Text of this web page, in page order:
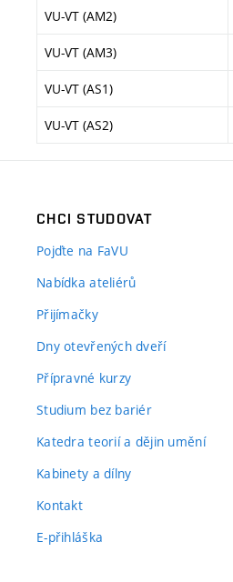
VU-VT (AM2)
VU-VT (AM3)
VU-VT (AS1)
VU-VT (AS2)
CHCI STUDOVAT
Pojďte na FaVU
Nabídka ateliérů
Přijímačky
Dny otevřených dveří
Přípravné kurzy
Studium bez bariér
Katedra teorií a dějin umění
Kabinety a dílny
Kontakt
E-přihláška